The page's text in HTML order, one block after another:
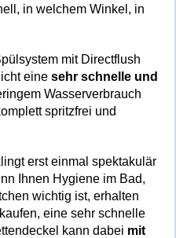
in welchem Winkel, in
mit Directflush
einesehr schnelle und
Wasserverbrauch
spritzfrei und
erst einmal spektakulär
Ihnen Hygiene im Bad,
wichtig ist, erhalten
eine sehr schnelle
kann dabei mit